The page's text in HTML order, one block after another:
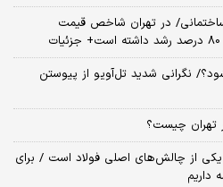
در تهران شاخص قیمت
نگرانی شدید تل‌آویو از پیوستن
تهران چیست؟
یکی از چالش‌های اصلی فولاد است / برای